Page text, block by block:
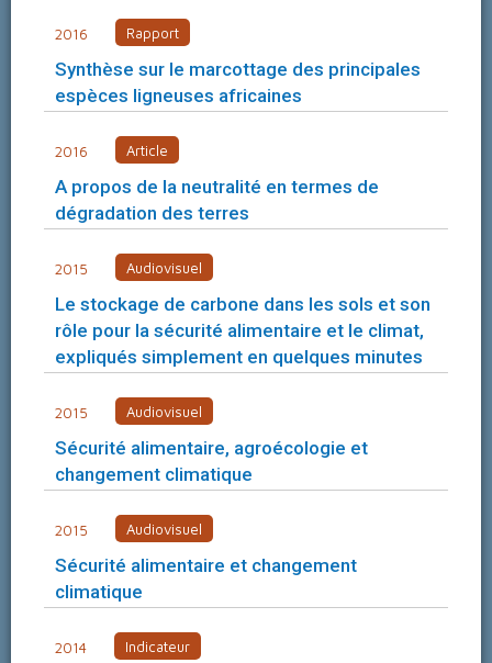
2016 Rapport
Synthèse sur le marcottage des principales
espèces ligneuses africaines
2016 Article
A propos de la neutralité en termes de
dégradation des terres
2015 Audiovisuel
Le stockage de carbone dans les sols et son
rôle pour la sécurité alimentaire et le climat,
expliqués simplement en quelques minutes
2015 Audiovisuel
Sécurité alimentaire, agroécologie et
changement climatique
2015 Audiovisuel
Sécurité alimentaire et changement
climatique
2014 Indicateur